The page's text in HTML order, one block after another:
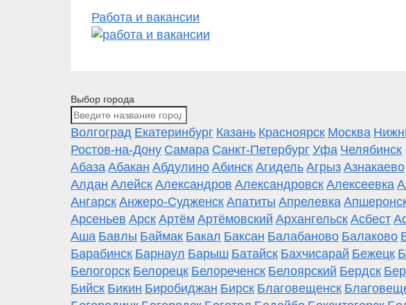
Работа и вакансии
Выбор города
Волгоград Екатеринбург Казань Красноярск Москва
Ростов-на-Дону Самара Санкт-Петербург Уфа Челябинск
Абаза Абакан Абдулино Абинск Агидель Агрыз Азнакаево
Алдан Алейск Александров Александровск Алексеевка
Ангарск Анжеро-Судженск Апатиты Апрелевка
Арсеньев Арск Артём Артёмовский Архангельск Асбест
Аша Бавлы Баймак Бакал Баксан Балабаново Балаково
Барабинск Барнаул Барыш Батайск Бахчисарай Бежецк
Белогорск Белорецк Белореченск Белоярский Бердск
Бийск Бикин Биробиджан Бирск Благовещенск